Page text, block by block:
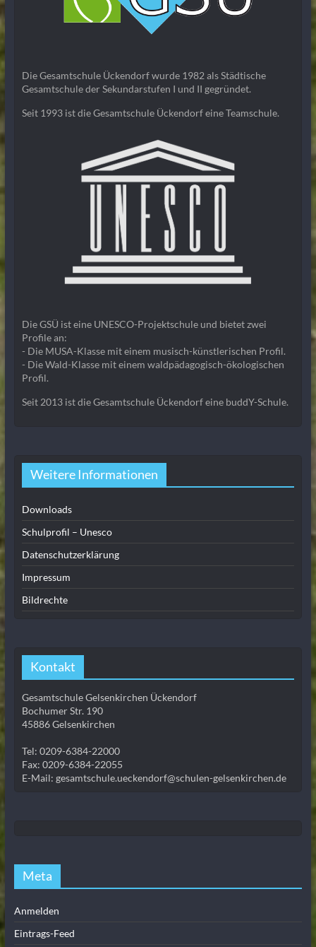
Die Gesamtschule Ückendorf wurde 1982 als Städtische
Gesamtschule der Sekundarstufen I und II gegründet.
Seit 1993 ist die Gesamtschule Ückendorf eine Teamschule.
Die GSÜ ist eine UNESCO-Projektschule und bietet zwei
Profile an:
- Die MUSA-Klasse mit einem musisch-künstlerischen Profil.
- Die Wald-Klasse mit einem waldpädagogisch-ökologischen
Profil.
Seit 2013 ist die Gesamtschule Ückendorf eine buddY-Schule.
Weitere Informationen
Downloads
Schulprofil – Unesco
Datenschutzerklärung
Impressum
Bildrechte
Kontakt
Gesamtschule Gelsenkirchen Ückendorf
Bochumer Str. 190
45886 Gelsenkirchen
Tel: 0209-6384-22000
Fax: 0209-6384-22055
E-Mail: gesamtschule.ueckendorf@schulen-gelsenkirchen.de
Meta
Anmelden
Eintrags-Feed